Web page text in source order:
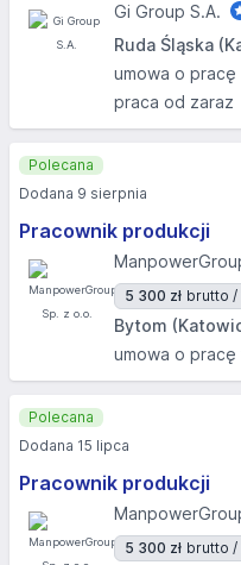
Gi Group S.A.
Ruda Śląska
umowa o pracę
praca od zaraz
Pracownik produkcji
5 300 zł brutto /
Bytom
umowa o pracę
Polecana
Dodana 9 sierpnia
Pracownik produkcji
5 300 zł brutto /
Polecana
Dodana 15 lipca